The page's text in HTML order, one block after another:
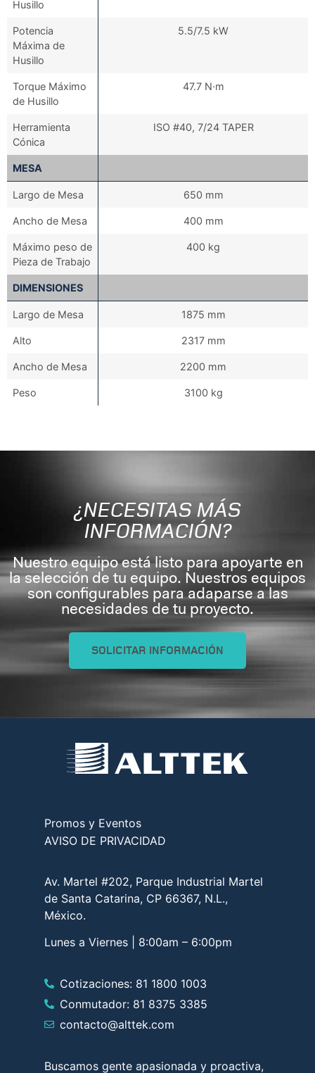
Husillo
Potencia
Máxima de
Husillo
5.5/7.5 kW
Torque Máximo
de Husillo
47.7 N·m
Herramienta
Cónica
ISO #40, 7/24 TAPER
MESA
Largo de Mesa 650 mm
Ancho de Mesa 400 mm
Máximo peso de
Pieza de Trabajo
400 kg
DIMENSIONES
Largo de Mesa 1875 mm
Alto 2317 mm
Ancho de Mesa 2200 mm
Peso 3100 kg
¿NECESITAS MÁS
INFORMACIÓN?
Nuestro equipo está listo para apoyarte en
la selección de tu equipo. Nuestros equipos
son configurables para adaparse a las
necesidades de tu proyecto.
SOLICITAR INFORMACIÓN
Promos y Eventos
AVISO DE PRIVACIDAD
Av. Martel #202, Parque Industrial Martel
de Santa Catarina, CP 66367, N.L.,
México.
Lunes a Viernes | 8:00am – 6:00pm
Cotizaciones: 81 1800 1003
Conmutador: 81 8375 3385
contacto@alttek.com
Buscamos gente apasionada y proactiva,